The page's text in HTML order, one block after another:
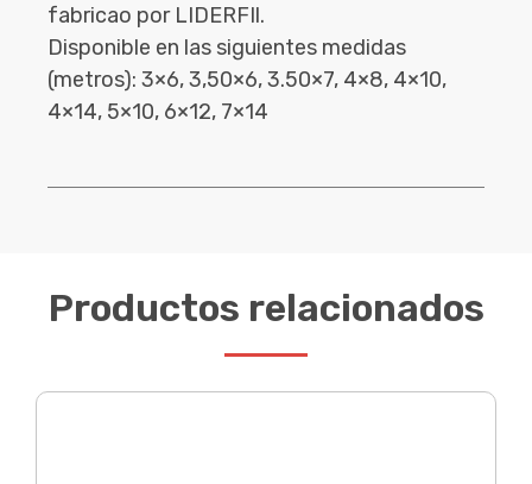
fabricao por LIDERFIl.
Disponible en las siguientes medidas
(metros): 3×6, 3,50×6, 3.50×7, 4×8, 4×10,
4×14, 5×10, 6×12, 7×14
Productos relacionados